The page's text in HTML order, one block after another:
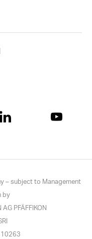
– subject to Management
by
PFÄFFIKON